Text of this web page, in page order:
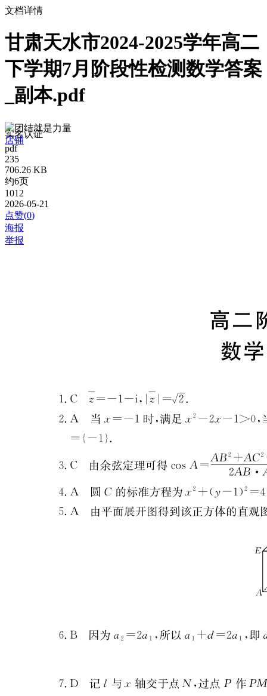
文档详情
甘肃天水市2024-2025学年高二
下学期7月阶段性检测数学答案
_副本.pdf
团结就是力量
实名认证
店铺
pdf
235
706.26 KB
约6页
1012
2026-05-21
点赞(0)
海报
举报